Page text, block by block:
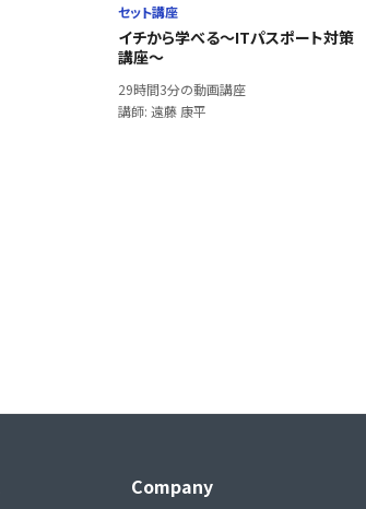
セット講座
イチから学べる～ITパスポート対策
講座～
29時間3分の動画講座
講師: 遠藤 康平
Company